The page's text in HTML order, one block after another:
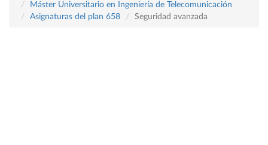
Máster Universitario en Ingeniería de Telecomunicación
Asignaturas del plan 658
Seguridad avanzada